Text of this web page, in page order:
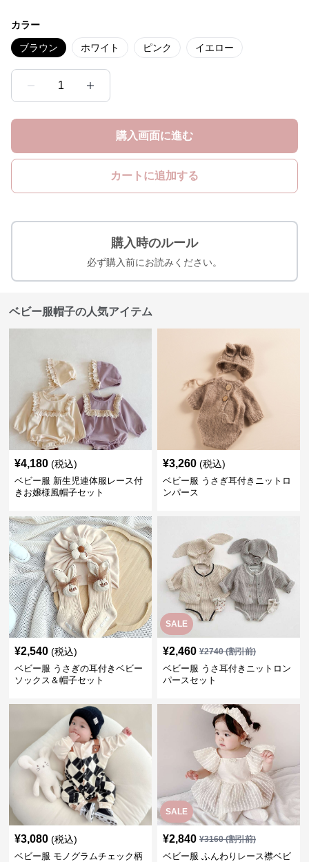
カラー
ブラウン ホワイト ピンク イエロー
1
購入画面に進む
カートに追加する
購入時のルール
必ず購入前にお読みください。
ベビー服帽子の人気アイテム
¥4,180 (税込)
ベビー服 新生児連体服レース付
きお嬢様風帽子セット
¥3,260 (税込)
ベビー服 うさぎ耳付きニットロ
ンパース
¥2,540 (税込)
ベビー服 うさぎの耳付きベビー
ソックス＆帽子セット
SALE
¥2,460 ¥2740(割引前)
ベビー服 うさ耳付きニットロン
パースセット
¥3,080 (税込)
ベビー服 モノグラムチェック柄
SALE
¥2,840 ¥3160(割引前)
ベビー服 ふんわりレース襟ベビ